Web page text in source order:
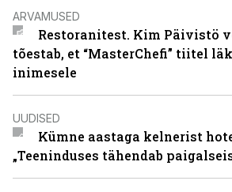
ARVAMUSED
Restoranitest. Kim Päivistö
tõestab, et “MasterChefi” tiitel
inimesele
UUDISED
Kümne aastaga kelnerist
„Teeninduses tähendab